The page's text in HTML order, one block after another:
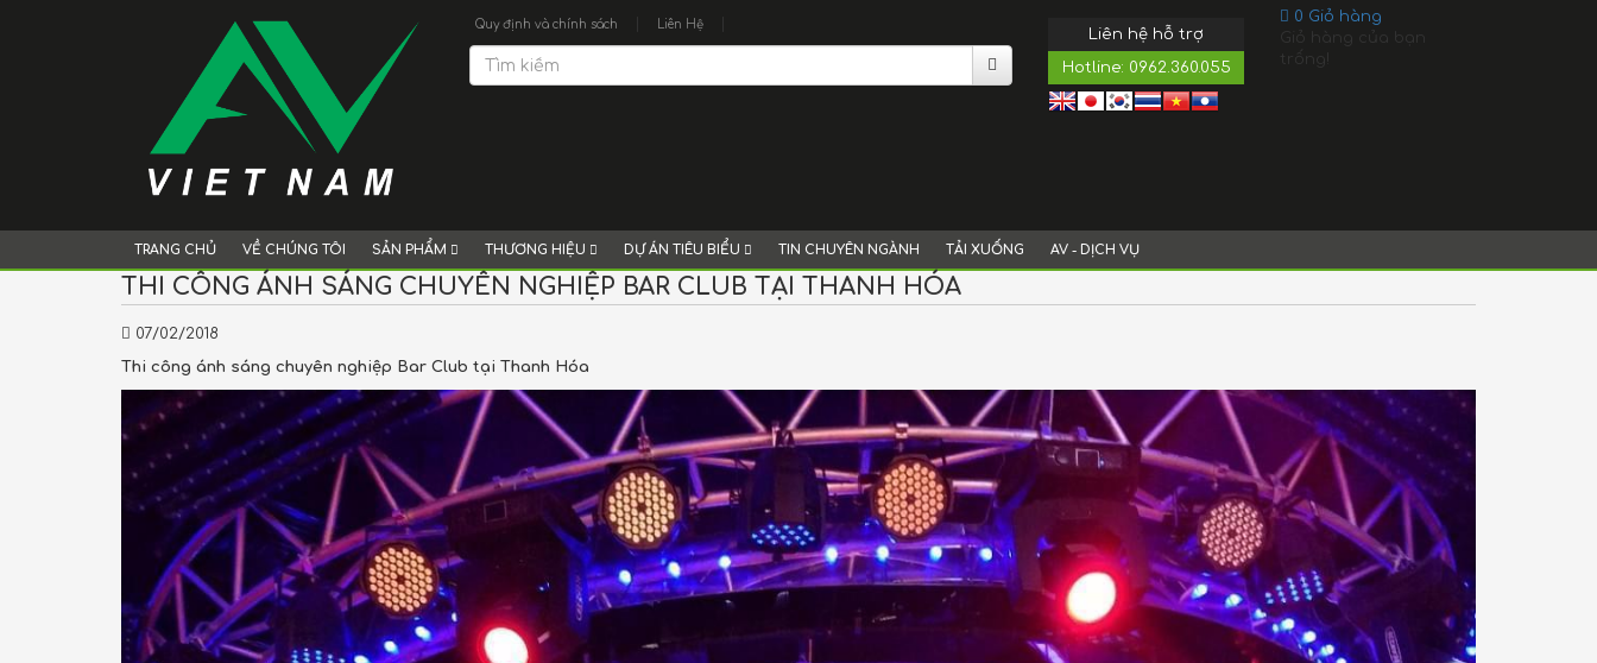
Quy định và chính sách Liên Hệ
Liên hệ hỗ trợ
Hotline: 0962.360.055
0 Giỏ hàng
Giỏ hàng của bạn
trống!
TRANG CHỦ VỀ CHÚNG TÔI SẢN PHẨM THƯƠNG HIỆU DỰ ÁN TIÊU BIỂU TIN CHUYÊN NGÀNH TẢI XUỐNG AV - DỊCH VỤ
THI CÔNG ÁNH SÁNG CHUYÊN NGHIỆP BAR CLUB TẠI THANH HÓA
07/02/2018
Thi công ánh sáng chuyên nghiệp Bar Club tại Thanh Hóa